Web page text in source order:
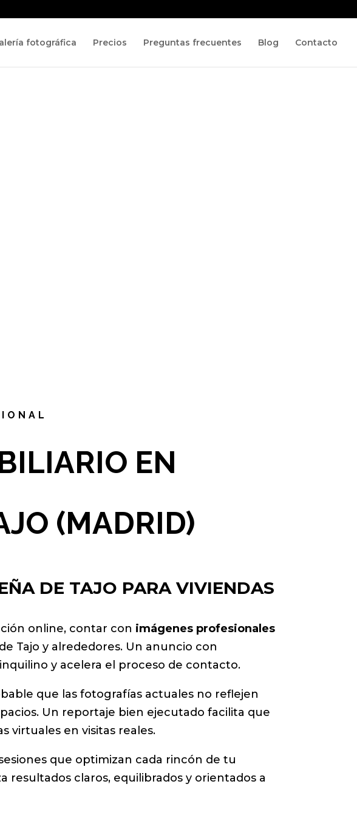
fotográfica Precios Preguntas frecuentes Blog Contacto
EN
(MADRID)
DE TAJO PARA VIVIENDAS
online, contar con imágenes profesionales
Tajo y alrededores. Un anuncio con
y acelera el proceso de contacto.
que las fotografías actuales no reflejen
Un reportaje bien ejecutado facilita que
virtuales en visitas reales.
que optimizan cada rincón de tu
claros, equilibrados y orientados a